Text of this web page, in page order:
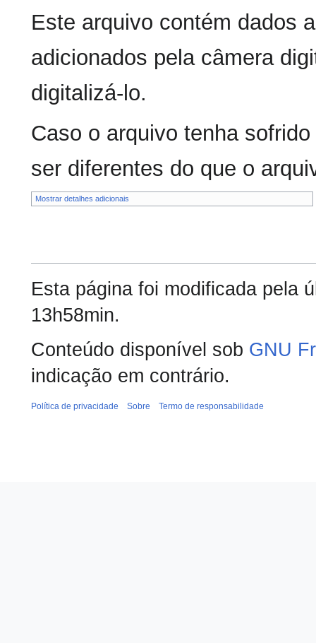
Este arquivo contém dados
adicionados pela câmera
digitalizá-lo.
Caso o arquivo tenha
ser diferentes do que o
Mostrar detalhes adicionais
Esta página foi modificada pela
13h58min.
Conteúdo disponível sob GNU
indicação em contrário.
Política de privacidade Sobre Termo de responsabilidade